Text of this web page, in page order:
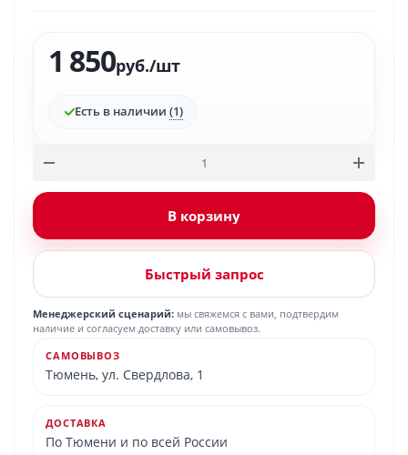
1 850руб./шт
Есть в наличии (1)
В корзину
Быстрый запрос
Менеджерский сценарий: мы свяжемся с вами, подтвердим
наличие и согласуем доставку или самовывоз.
САМОВЫВОЗ
Тюмень, ул. Свердлова, 1
ДОСТАВКА
По Тюмени и по всей России